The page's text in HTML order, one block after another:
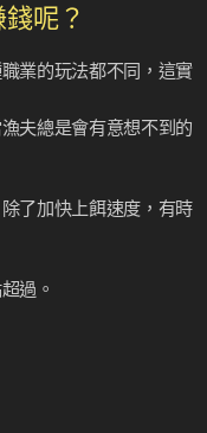
呢？
業的玩法都不同，這實
夫總是會有意想不到的
了加快上餌速度，有時
過。